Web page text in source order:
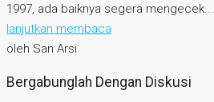
1997, ada baiknya segera mengecek...
lanjutkan membaca
oleh San Arsi
Bergabunglah Dengan Diskusi